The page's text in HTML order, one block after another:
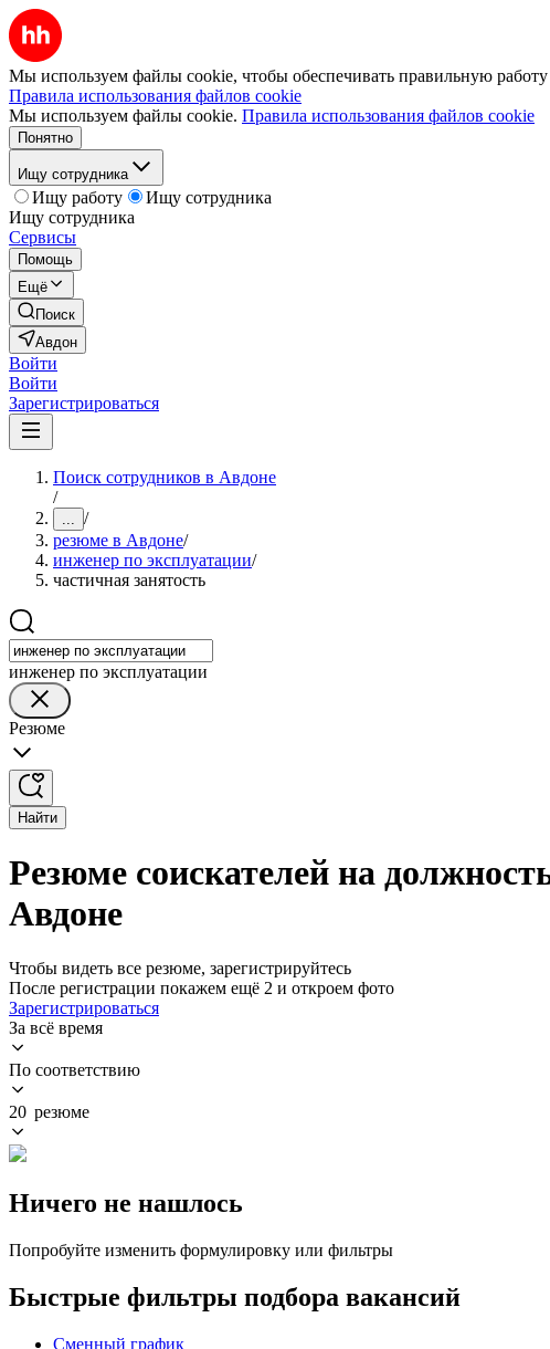
Мы используем файлы cookie, чтобы обеспечивать правильную работу
Правила использования файлов cookie
Мы используем файлы cookie. Правила использования файлов cookie
Понятно
Ищу сотрудника
Ищу работу
Ищу сотрудника
Ищу сотрудника
Сервисы
Помощь
Ещё
Поиск
Авдон
Войти
Войти
Зарегистрироваться
Поиск сотрудников в Авдоне
/
... /
резюме в Авдоне/
инженер по эксплуатации/
частичная занятость
инженер по эксплуатации
Резюме
Найти
Резюме соискателей на
Авдоне
Чтобы видеть все резюме, зарегистрируйтесь
После регистрации покажем ещё 2 и откроем фото
Зарегистрироваться
За всё время
По соответствию
20 резюме
Ничего не нашлось
Попробуйте изменить формулировку или фильтры
Быстрые фильтры подбора вакансий
Сменный график